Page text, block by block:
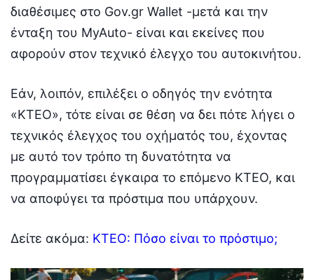
διαθέσιμες στο Gov.gr Wallet -μετά και την
ένταξη του MyAuto- είναι και εκείνες που
αφορούν στον τεχνικό έλεγχο του αυτοκινήτου.
Εάν, λοιπόν, επιλέξει ο οδηγός την ενότητα
«ΚΤΕΟ», τότε είναι σε θέση να δει πότε λήγει ο
τεχνικός έλεγχος του οχήματός του, έχοντας
με αυτό τον τρόπο τη δυνατότητα να
προγραμματίσει έγκαιρα το επόμενο ΚΤΕΟ, και
να αποφύγει τα πρόστιμα που υπάρχουν.
Δείτε ακόμα: ΚΤΕΟ: Πόσο είναι το πρόστιμο;